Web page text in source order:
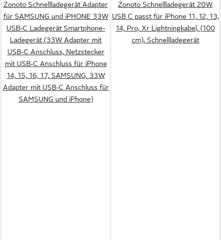
Zonoto Schnellladegerät Adapter
für SAMSUNG und iPHONE 33W
USB-C Ladegerät Smartphone-
Ladegerät (33W Adapter mit
USB-C Anschluss, Netzstecker
mit USB-C Anschluss für iPhone
14, 15, 16, 17, SAMSUNG, 33W
Adapter mit USB-C Anschluss für
SAMSUNG und iPhone)
Zonoto Schnellladegerät 20W
USB C passt für iPhone 11, 12, 13,
14, Pro, Xr Lightningkabel, (100
cm), Schnellladegerät